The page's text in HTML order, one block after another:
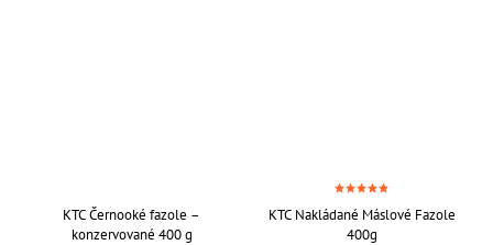
KTC Černooké fazole –
konzervované 400 g
KTC Nakládané Máslové Fazole
400g